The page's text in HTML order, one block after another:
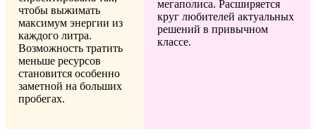
чтобы выжимать
максимум энергии из
каждого литра.
Возможность тратить
меньше ресурсов
становится особенно
заметной на больших
пробегах.
мегаполиса. Расширяется
круг любителей актуальных
решений в привычном
классе.